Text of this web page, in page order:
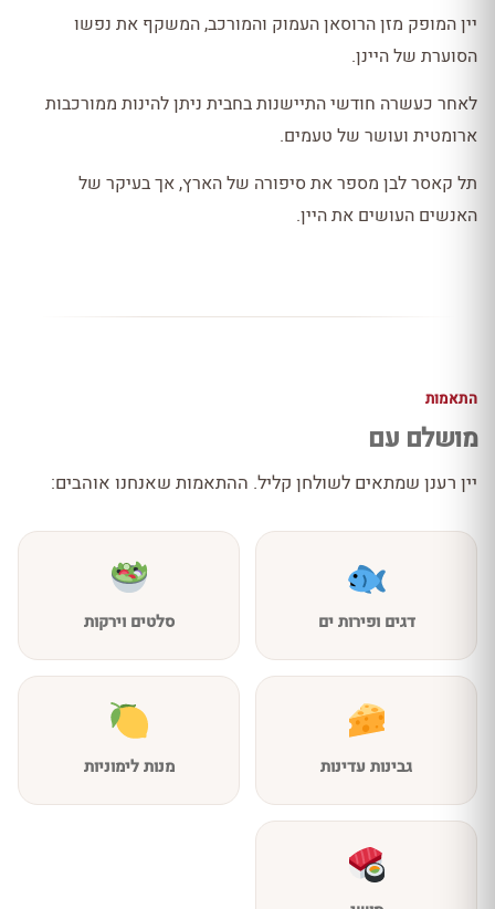
יין המופק מזן הרוסאן העמוק והמורכב, המשקף את נפשו
הסוערת של היינן.
לאחר כעשרה חודשי התיישנות בחבית ניתן להינות ממורכבות
ארומטית ועושר של טעמים.
תל קאסר לבן מספר את סיפורה של הארץ, אך בעיקר של
האנשים העושים את היין.
התאמות
מושלם עם
יין רענן שמתאים לשולחן קליל. ההתאמות שאנחנו אוהבים:
דגים ופירות ים סלטים וירקות
גבינות עדינות מנות לימוניות